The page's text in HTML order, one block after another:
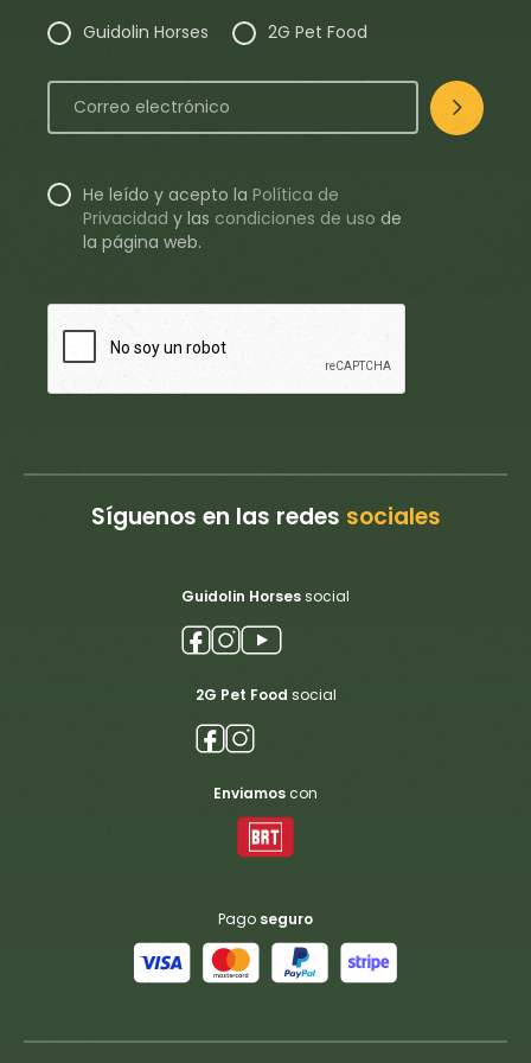
Guidolin Horses 2G Pet Food
He leído y acepto laPolítica de
Privacidad ylas condiciones de uso de
la página web.
Síguenos en las redes sociales
Guidolin Horsessocial
2G Pet Food social
Enviamoscon
Pago seguro